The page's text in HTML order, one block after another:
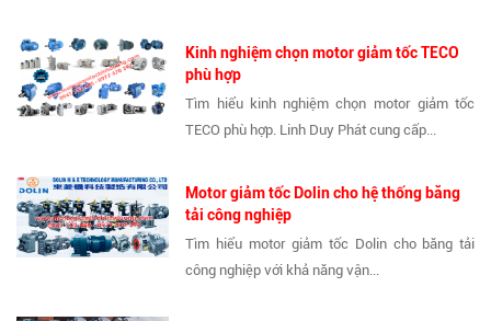
Kinh nghiệm chọn motor giảm tốc TECO
phù hợp
Tìm hiểu kinh nghiệm chọn motor giảm tốc
TECO phù hợp. Linh Duy Phát cung cấp...
Motor giảm tốc Dolin cho hệ thống băng
tải công nghiệp
Tìm hiểu motor giảm tốc Dolin cho băng tải
công nghiệp với khả năng vận...